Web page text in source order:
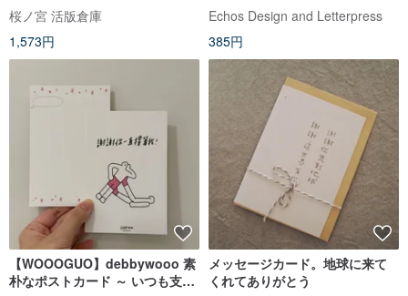
桜ノ宮 活版倉庫
1,573円
Echos Design and Letterpress
385円
【WOOOGUO】debbywooo 素
朴なポストカード ～ いつも支え
メッセージカード。地球に来て
くれてありがとう